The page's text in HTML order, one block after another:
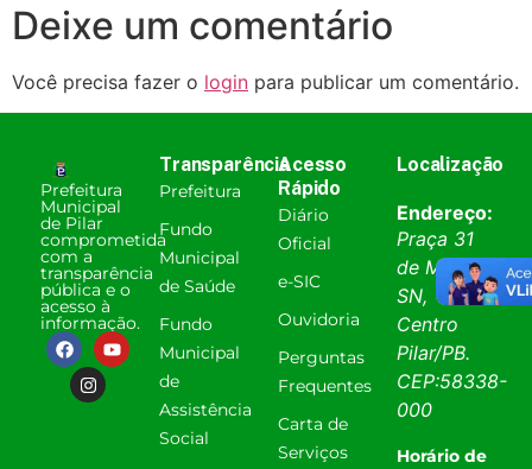
Deixe um comentário
Você precisa fazer o login para publicar um comentário.
Prefeitura
Municipal
de Pilar
comprometida
com a
transparência
pública e o
acesso à
informação.
Transparência
Prefeitura
Fundo
Municipal
de Saúde
Fundo
Municipal
de
Assistência
Social
Acesso
Rápido
Diário
Oficial
e-SIC
Ouvidoria
Perguntas
Frequentes
Carta de
Serviços
Localização
Endereço:
Praça 31
de Março,
SN,
Centro
Pilar/PB.
CEP:58338-
000
Horário de